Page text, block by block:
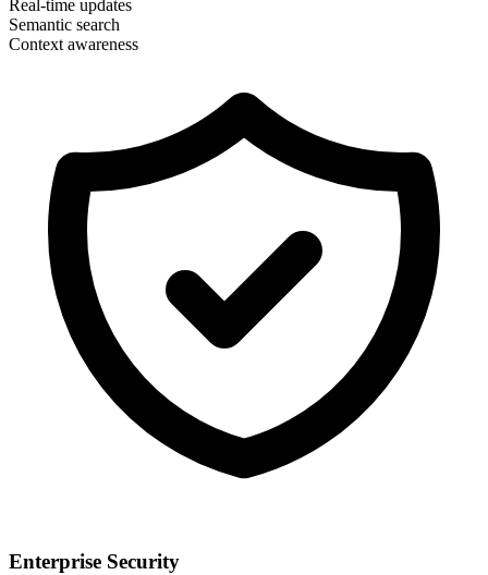
Real-time updates
Semantic search
Context awareness
Enterprise Security